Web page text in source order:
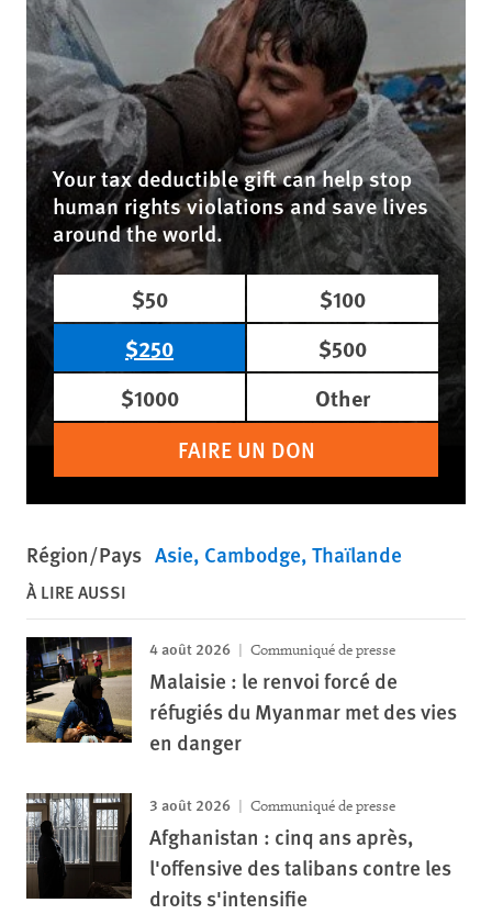
Your tax deductible gift can help stop
human rights violations and save lives
around the world.
$50
$100
$250
$500
$1000
Other
FAIRE UN DON
Région/Pays Asie Cambodge Thaïlande
À LIRE AUSSI
4 août 2026 Communiqué de presse
Malaisie : le renvoi forcé de
réfugiés du Myanmar met des vies
en danger
3 août 2026 Communiqué de presse
Afghanistan : cinq ans après,
l'offensive des talibans contre les
droits s'intensifie